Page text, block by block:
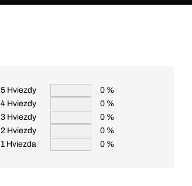
5 Hviezdy
0 %
4 Hviezdy
0 %
3 Hviezdy
0 %
2 Hviezdy
0 %
1 Hviezda
0 %